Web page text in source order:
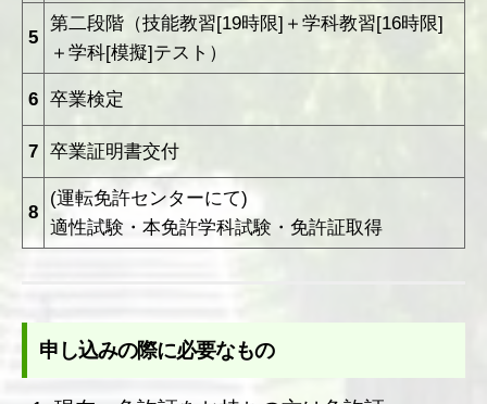
5
第二段階（技能教習[19時限]＋学科教習[16時限]
＋学科[模擬]テスト）
6 卒業検定
7 卒業証明書交付
8
(運転免許センターにて)
適性試験・本免許学科試験・免許証取得
申し込みの際に必要なもの